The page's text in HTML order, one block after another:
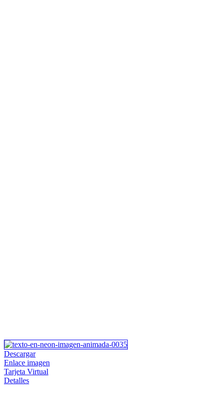
Descargar
Enlace imagen
Tarjeta Virtual
Detalles